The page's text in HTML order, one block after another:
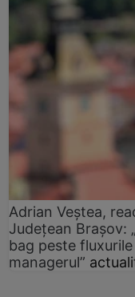
Adrian Veștea,
Județean Brașov:
bag peste
managerul”